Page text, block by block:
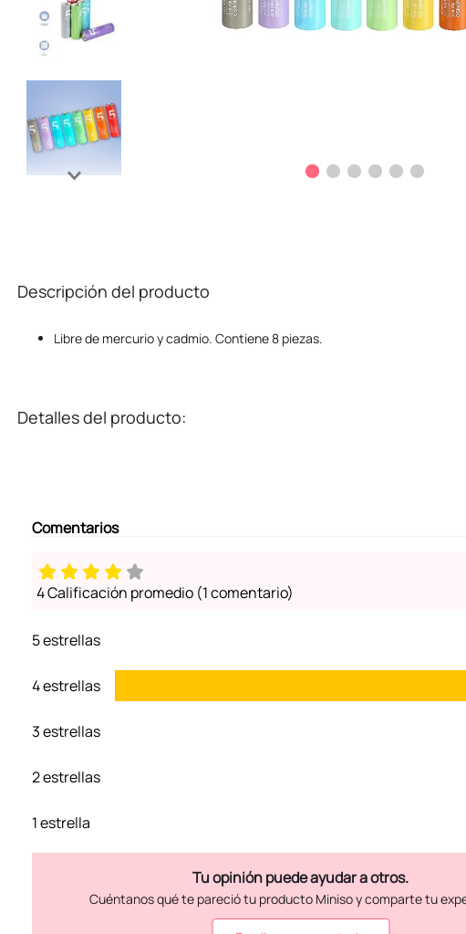
Descripción del producto
Libre de mercurio y cadmio. Contiene 8 piezas.
Detalles del producto:
Comentarios
4 Calificación promedio (1 comentario)
5 estrellas
4 estrellas
3 estrellas
2 estrellas
1 estrella